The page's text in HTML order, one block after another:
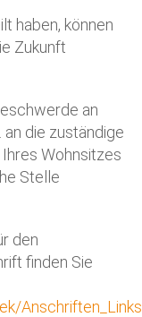
haben, können
Zukunft
an
die zuständige
Wohnsitzes
Stelle
den
finden Sie